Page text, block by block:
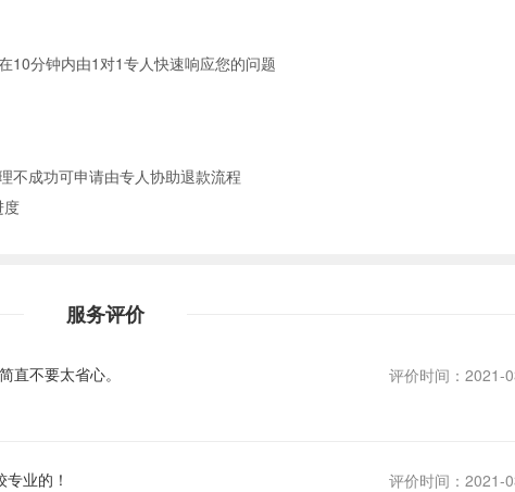
10分钟内由1对1专人快速响应您的问题
不成功可申请由专人协助退款流程
度
服务评价
评价时间：2021-
直不要太省心。
评价时间：2021-
业的！